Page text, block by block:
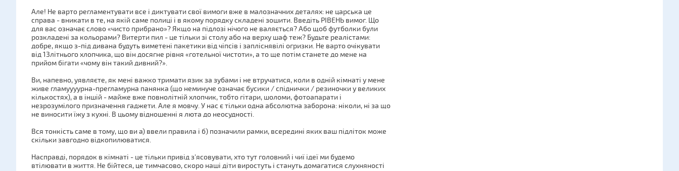
Але! Не варто регламентувати все і диктувати свої вимоги вже в малозначних деталях: не царська це
справа - вникати в те, на якій саме полиці і в якому порядку складені зошити. Введіть РІВЕНЬ вимог. Що
для вас означає слово «чисто прибрано»? Якщо на підлозі нічого не валяється? Або щоб футболки були
розкладені за кольорами? Витерти пил - це тільки зі столу або на верху шаф теж? Будьте реалістами:
добре, якщо з-під дивана будуть виметені пакетики від чіпсів і запліснявілі огризки. Не варто очікувати
від 13літнього хлопчика, що він досягне рівня «готельної чистоти», а то ще потім станете до мене на
прийом бігати «чому він такий дивний?».
Ви, напевно, уявляєте, як мені важко тримати язик за зубами і не втручатися, коли в одній кімнаті у мене
живе гламуууурна-прегламурна панянка (що неминуче означає бусики / спіднички / резиночки у великих
кількостях), а в іншій - майже вже повнолітній хлопчик, тобто гітари, шоломи, фотоапарати і
незрозумілого призначення гаджети. Але я мовчу. У нас є тільки одна абсолютна заборона: ніколи, ні за що
не виносити їжу з кухні. В цьому відношенні я люта до неосудності.
Вся тонкість саме в тому, що ви а) ввели правила і б) позначили рамки, всередині яких ваш підліток може
скільки завгодно відкопилюватися.
Насправді, порядок в кімнаті - це тільки привід з'ясовувати, хто тут головний і чиї ідеї ми будемо
втілювати в життя. Не бійтеся, це тимчасово, скоро наші діти виростуть і стануть домагатися слухняності